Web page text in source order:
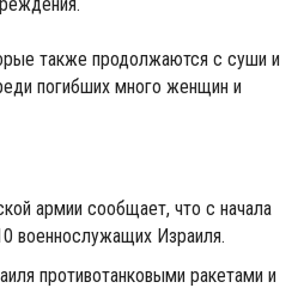
также продолжаются с суши и
погибших много женщин и
армии сообщает, что с начала
военнослужащих Израиля.
противотанковыми ракетами и